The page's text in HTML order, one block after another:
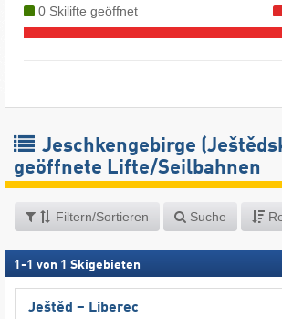
0 Skilifte geöffnet
Jeschkengebirge
geöffnete Lifte/Seilbahnen
Filtern/Sortieren Suche
1 -1 von 1 Skigebieten
Ještěd – Liberec